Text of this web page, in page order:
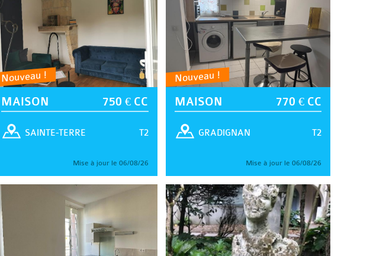
Nouveau !
MAISON 750 € CC
T2
SAINTE-TERRE
Mise à jour le 06/08/26
Nouveau !
MAISON 770 € CC
T2
GRADIGNAN
Mise à jour le 06/08/26